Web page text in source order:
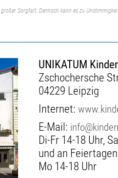
Sorgfalt. Dennoch kann es zu
UNIKATUM
Zschochersche
04229 Leipzig
Internet:
E-Mail:
Di-Fr 14-18 Uhr,
und an
Mo 14-18 Uhr